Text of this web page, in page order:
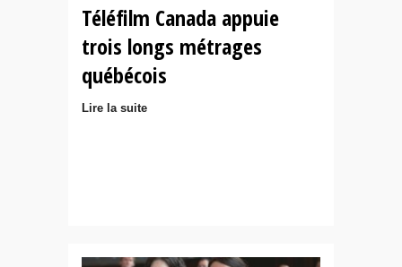
Téléfilm Canada appuie
trois longs métrages
québécois
Lire la suite